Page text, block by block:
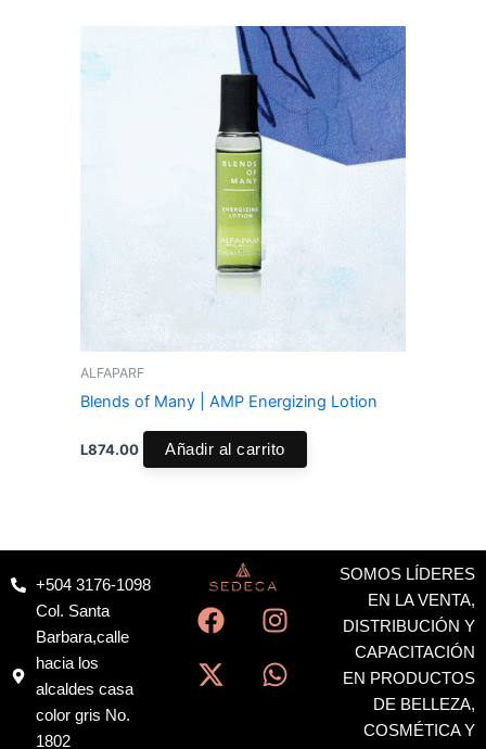
ALFAPARF
Blends of Many | AMP Energizing Lotion
L874.00 Añadir al carrito
+504 3176-1098
Col. Santa
Barbara,calle
hacia los
alcaldes casa
color gris No.
1802
F
a
c
e
I
n
s
t
X
-
t
w
W
h
a
t
SOMOS LÍDERES
EN LA VENTA,
DISTRIBUCIÓN Y
CAPACITACIÓN
EN PRODUCTOS
DE BELLEZA,
COSMÉTICA Y